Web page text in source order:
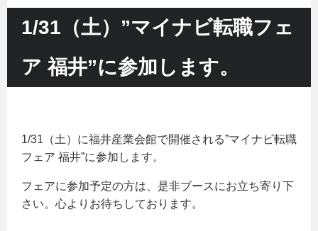
1/31（土）”マイナビ転職フェ
ア 福井”に参加します。
1/31（土）に福井産業会館で開催される”マイナビ転職
フェア 福井”に参加します。
フェアに参加予定の方は、是非ブースにお立ち寄り下
さい。心よりお待ちしております。